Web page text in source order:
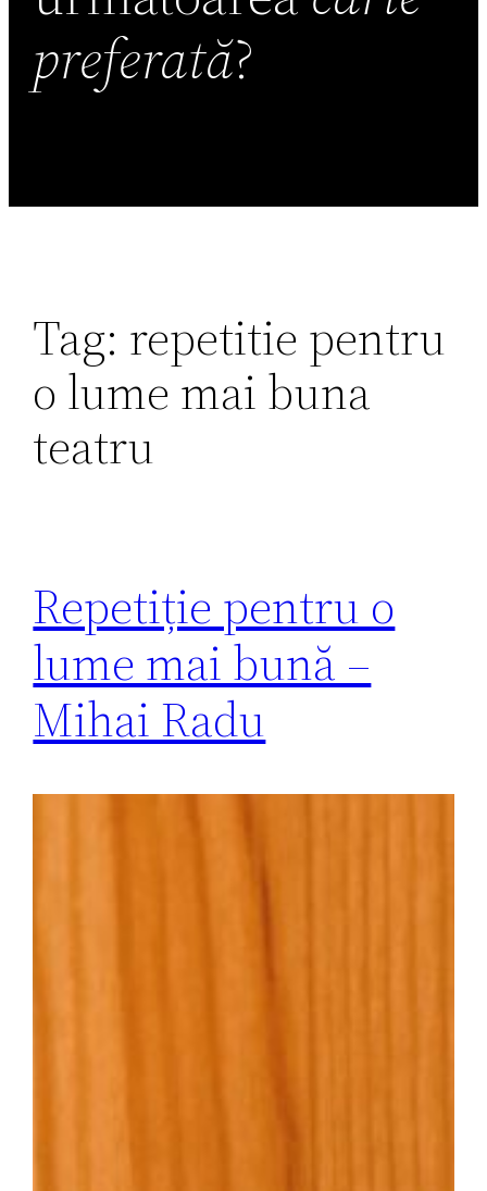
preferată?
Tag: repetitie pentru
o lume mai buna
teatru
Repetiție pentru o
lume mai bună –
Mihai Radu